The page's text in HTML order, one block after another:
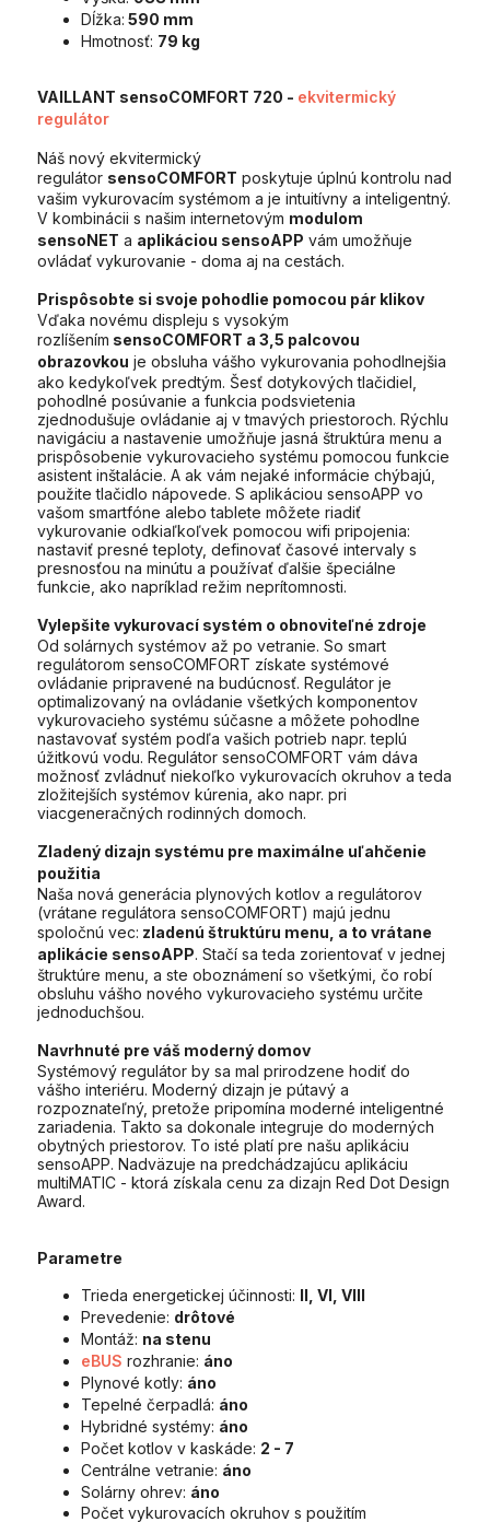
Dĺžka: 590 mm
Hmotnosť: 79 kg
VAILLANT sensoCOMFORT 720 - ekvitermický
regulátor
Náš nový ekvitermický
regulátor sensoCOMFORT poskytuje úplnú kontrolu nad
vašim vykurovacím systémom a je intuitívny a inteligentný.
V kombinácii s našim internetovým modulom
sensoNET a aplikáciou sensoAPP vám umožňuje
ovládať vykurovanie - doma aj na cestách.
Prispôsobte si svoje pohodlie pomocou pár klikov
Vďaka novému displeju s vysokým
rozlíšením sensoCOMFORT a 3,5 palcovou
obrazovkou je obsluha vášho vykurovania pohodlnejšia
ako kedykoľvek predtým. Šesť dotykových tlačidiel,
pohodlné posúvanie a funkcia podsvietenia
zjednodušuje ovládanie aj v tmavých priestoroch. Rýchlu
navigáciu a nastavenie umožňuje jasná štruktúra menu a
prispôsobenie vykurovacieho systému pomocou funkcie
asistent inštalácie. A ak vám nejaké informácie chýbajú,
použite tlačidlo nápovede. S aplikáciou sensoAPP vo
vašom smartfóne alebo tablete môžete riadiť
vykurovanie odkiaľkoľvek pomocou wifi pripojenia:
nastaviť presné teploty, definovať časové intervaly s
presnosťou na minútu a používať ďalšie špeciálne
funkcie, ako napríklad režim neprítomnosti.
Vylepšite vykurovací systém o obnoviteľné zdroje
Od solárnych systémov až po vetranie. So smart
regulátorom sensoCOMFORT získate systémové
ovládanie pripravené na budúcnosť. Regulátor je
optimalizovaný na ovládanie všetkých komponentov
vykurovacieho systému súčasne a môžete pohodlne
nastavovať systém podľa vašich potrieb napr. teplú
úžitkovú vodu. Regulátor sensoCOMFORT vám dáva
možnosť zvládnuť niekoľko vykurovacích okruhov a teda
zložitejších systémov kúrenia, ako napr. pri
viacgeneračných rodinných domoch.
Zladený dizajn systému pre maximálne uľahčenie
použitia
Naša nová generácia plynových kotlov a regulátorov
(vrátane regulátora sensoCOMFORT) majú jednu
spoločnú vec: zladenú štruktúru menu, a to vrátane
aplikácie sensoAPP. Stačí sa teda zorientovať v jednej
štruktúre menu, a ste oboznámení so všetkými, čo robí
obsluhu vášho nového vykurovacieho systému určite
jednoduchšou.
Navrhnuté pre váš moderný domov
Systémový regulátor by sa mal prirodzene hodiť do
vášho interiéru. Moderný dizajn je pútavý a
rozpoznateľný, pretože pripomína moderné inteligentné
zariadenia. Takto sa dokonale integruje do moderných
obytných priestorov. To isté platí pre našu aplikáciu
sensoAPP. Nadväzuje na predchádzajúcu aplikáciu
multiMATIC - ktorá získala cenu za dizajn Red Dot Design
Award.
Parametre
Trieda energetickej účinnosti: II, VI, VIII
Prevedenie: drôtové
Montáž: na stenu
eBUS rozhranie: áno
Plynové kotly: áno
Tepelné čerpadlá: áno
Hybridné systémy: áno
Počet kotlov v kaskáde: 2 - 7
Centrálne vetranie: áno
Solárny ohrev: áno
Počet vykurovacích okruhov s použitím